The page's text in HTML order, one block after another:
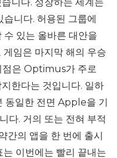
니다. 허용된 그룹에
수 있는 올바른 대안을
임은 마지막 해의 우승
점은 Optimus가 주로
한다는 것입니다. 일하
동일한 전면 Apple을 기
다. 거의 또는 전혀 부적
간의 앱을 한 번에 출시
이번에는 빨리 끝내는